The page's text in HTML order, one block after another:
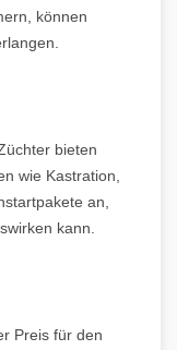
können
bieten
wie Kastration,
an,
kann.
Preis für den